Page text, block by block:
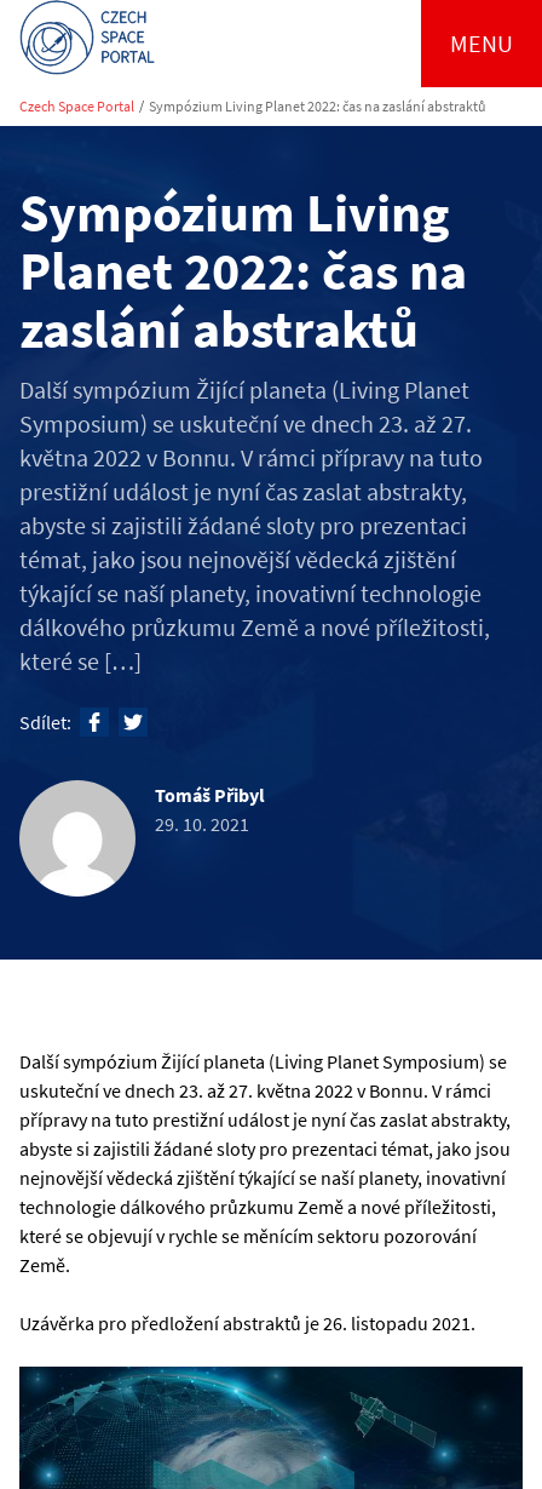
MENU
Czech Space Portal / Sympózium Living Planet 2022: čas na zaslání abstraktů
Sympózium Living
Planet 2022: čas na
zaslání abstraktů
Další sympózium Žijící planeta (Living Planet
Symposium) se uskuteční ve dnech 23. až 27.
května 2022 v Bonnu. V rámci přípravy na tuto
prestižní událost je nyní čas zaslat abstrakty,
abyste si zajistili žádané sloty pro prezentaci
témat, jako jsou nejnovější vědecká zjištění
týkající se naší planety, inovativní technologie
dálkového průzkumu Země a nové příležitosti,
které se […]
Sdílet:
Tomáš Přibyl
29. 10. 2021
Další sympózium Žijící planeta (Living Planet Symposium) se
uskuteční ve dnech 23. až 27. května 2022 v Bonnu. V rámci
přípravy na tuto prestižní událost je nyní čas zaslat abstrakty,
abyste si zajistili žádané sloty pro prezentaci témat, jako jsou
nejnovější vědecká zjištění týkající se naší planety, inovativní
technologie dálkového průzkumu Země a nové příležitosti,
které se objevují v rychle se měnícím sektoru pozorování
Země.
Uzávěrka pro předložení abstraktů je 26. listopadu 2021.